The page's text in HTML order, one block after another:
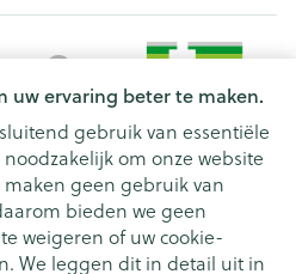
uw ervaring beter te maken.
gebruik van essentiële
om onze website
geen gebruik van
bieden we geen
weigeren of uw cookie-
We leggen dit in detail uit in